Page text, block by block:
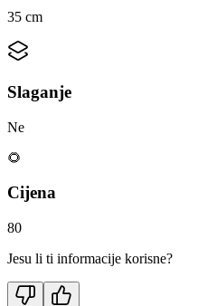
35 cm
Slaganje
Ne
🌻
Cijena
80
Jesu li ti informacije korisne?